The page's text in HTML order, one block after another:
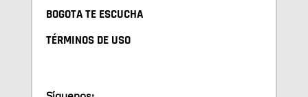
BOGOTA TE ESCUCHA
TÉRMINOS DE USO